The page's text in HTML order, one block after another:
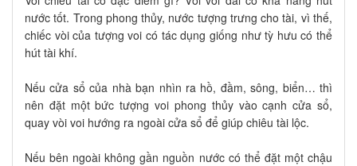
nước tốt. Trong phong thủy, nước tượng trưng cho tài, vì thế,
chiếc vòi của tượng voi có tác dụng giống như tỳ hưu có thể
hút tài khí.
Nếu cửa sổ của nhà bạn nhìn ra hồ, đầm, sông, biển… thì
nên đặt một bức tượng voi phong thủy vào cạnh cửa sổ,
quay vòi voi hướng ra ngoài cửa sổ để giúp chiêu tài lộc.
Nếu bên ngoài không gần nguồn nước có thể đặt một chậu